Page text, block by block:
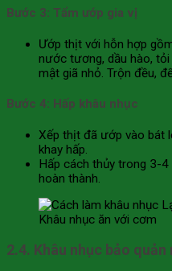
Bước 3: Tẩm ướp gia vị
Ướp thịt với hỗn hợp
nước tương, dầu hào,
mật giã nhỏ. Trộn đều,
Bước 4: Hấp khâu nhục
Xếp thịt đã ướp vào bát
khay hấp.
Hấp cách thủy trong 3-
hoàn thành.
Khâu nhục ăn với cơm
2.4. Khâu nhục bảo quản